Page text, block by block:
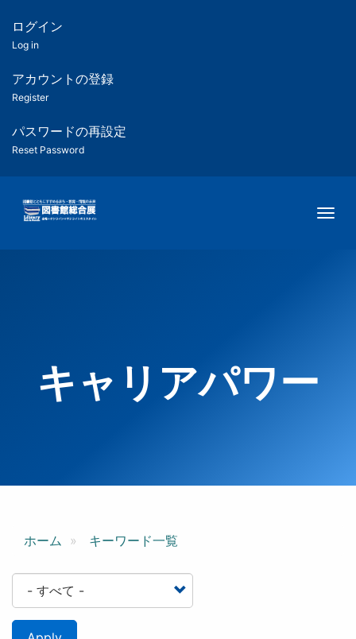
ツ
匿
名
ユ
ー
ー
用
メ
ログイン
Log in
アカウントの登録
Register
パスワードの再設定
Reset Password
キャリアパワー
ホーム キーワード一覧